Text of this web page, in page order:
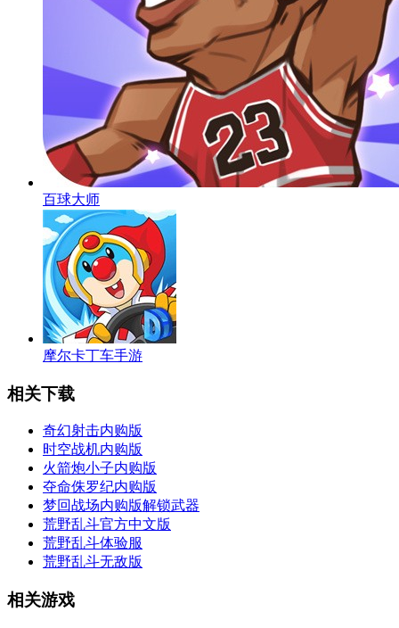
百球大师
摩尔卡丁车手游
相关下载
奇幻射击内购版
时空战机内购版
火箭炮小子内购版
夺命侏罗纪内购版
梦回战场内购版解锁武器
荒野乱斗官方中文版
荒野乱斗体验服
荒野乱斗无敌版
相关游戏